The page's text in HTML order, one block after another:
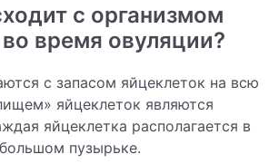
с организмом
время овуляции?
с запасом яйцеклеток на всю
яйцеклеток являются
яйцеклетка располагается в
пузырьке.